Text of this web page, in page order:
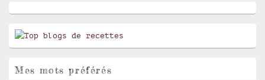
Mes mots préférés